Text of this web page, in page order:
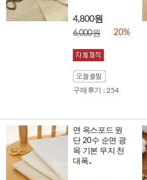
4,800원
6,000원 20%
구매후기 : 254
면 옥스포드 원
단 20수 순면 광
목 기본 무지 천
대폭..